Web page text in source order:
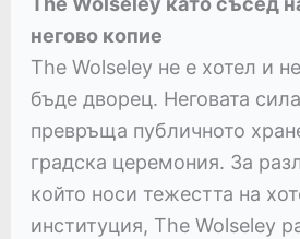
негово копие
The Wolseley не е хотел и
бъде дворец. Неговата
превръща публичното
градска церемония. За
който носи тежестта на
институция, The Wolseley